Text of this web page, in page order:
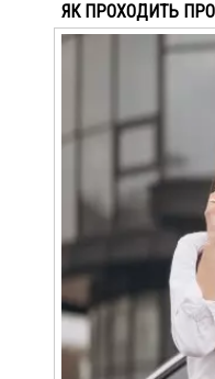
ЯК ПРОХОДИТЬ